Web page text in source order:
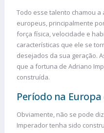
Todo esse talento chamou a
europeus, principalmente
força física, velocidade e
características que ele se
desejados da sua geração.
que a fortuna de Adriano
construída.
Período na
Obviamente, não se pode
Imperador tenha sido